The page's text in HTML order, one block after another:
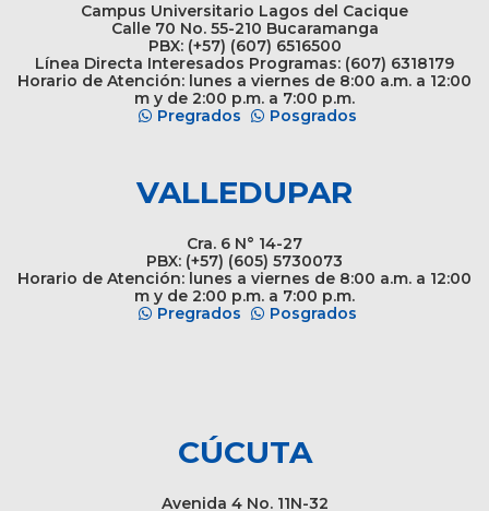
Campus Universitario Lagos del Cacique
Calle 70 No. 55-210 Bucaramanga
PBX: (+57) (607) 6516500
Línea Directa Interesados Programas: (607) 6318179
Horario de Atención: lunes a viernes de 8:00 a.m. a 12:00
m y de 2:00 p.m. a 7:00 p.m.
Pregrados
Posgrados
VALLEDUPAR
Cra. 6 N° 14-27
PBX: (+57) (605) 5730073
Horario de Atención: lunes a viernes de 8:00 a.m. a 12:00
m y de 2:00 p.m. a 7:00 p.m.
Pregrados
Posgrados
CÚCUTA
Avenida 4 No. 11N-32